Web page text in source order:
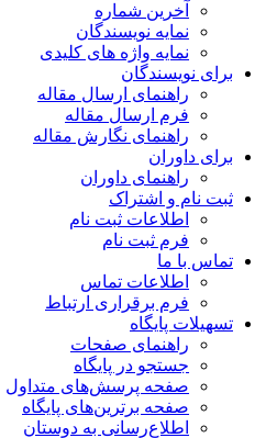
آخرین شماره
نمایه نویسندگان
نمایه واژه های کلیدی
برای نویسندگان
راهنمای ارسال مقاله
فرم ارسال مقاله
راهنمای نگارش مقاله
برای داوران
راهنمای داوران
ثبت نام و اشتراک
اطلاعات ثبت نام
فرم ثبت نام
تماس با ما
اطلاعات تماس
فرم برقراری ارتباط
تسهیلات پایگاه
راهنمای صفحات
جستجو در پایگاه
صفحه پرسش‌های متداول
صفحه برترین‌های پایگاه
اطلاع‌رسانی به دوستان